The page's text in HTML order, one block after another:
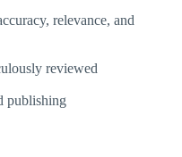
relevance, and
reviewed
publishing